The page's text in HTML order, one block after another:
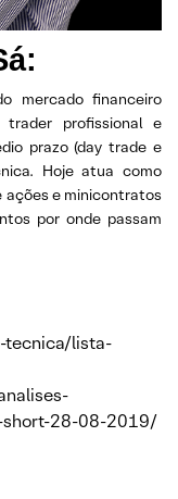
mercado financeiro
profissional e
prazo (day trade e
Hoje atua como
ações e minicontratos
por onde passam
tecnica/lista-
short-28-08-2019/